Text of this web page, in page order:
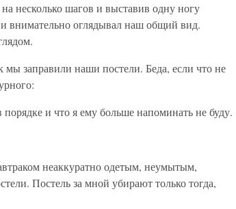
несколько шагов и выставив одну ногу
внимательно оглядывал наш общий вид.
заправили наши постели. Беда, если что не
и что я ему больше напоминать не буду.
неаккуратно одетым, неумытым,
Постель за мной убирают только тогда,